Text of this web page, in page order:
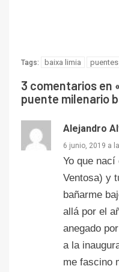
Tags: baixa limia puentes
3 comentarios en
puente milenario
Alejandro
6 junio, 2019 a
Yo que
Ventosa) y
bañarme
allá por el
anegado
a la
me fascino